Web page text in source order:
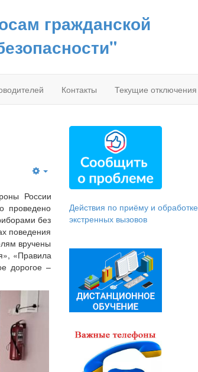
гражданской
Контакты Текущие отключения
России
проведено
без
поведения
вручены
«Правила
дорогое –
Действия по приёму и обработке
экстренных вызовов